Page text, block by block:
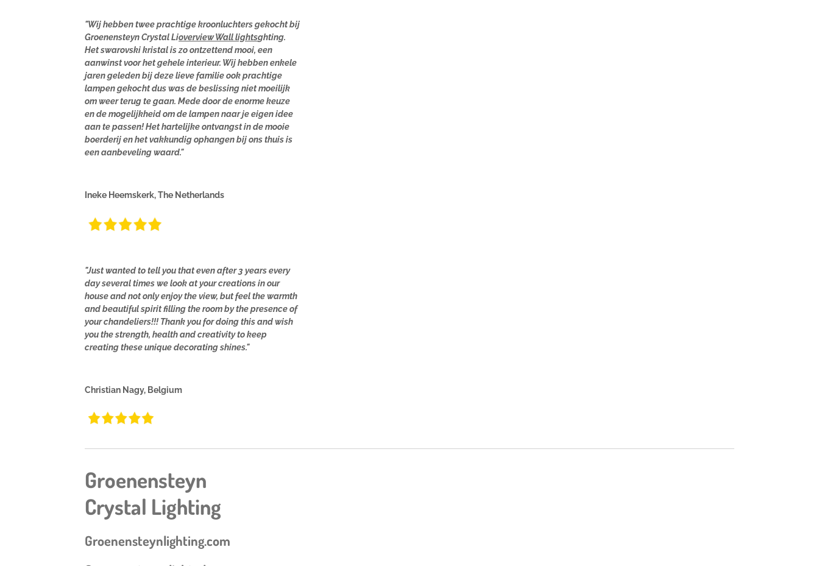
"Wij hebben twee prachtige kroonluchters gekocht bij
Groenensteyn Crystal Lioverview Wall lightsghting.
Het swarovski kristal is zo ontzettend mooi, een
aanwinst voor het gehele interieur. Wij hebben enkele
jaren geleden bij deze lieve familie ook prachtige
lampen gekocht dus was de beslissing niet moeilijk
om weer terug te gaan. Mede door de enorme keuze
en de mogelijkheid om de lampen naar je eigen idee
aan te passen! Het hartelijke ontvangst in de mooie
boerderij en het vakkundig ophangen bij ons thuis is
een aanbeveling waard."
Ineke Heemskerk, The Netherlands
"Just wanted to tell you that even after 3 years every
day several times we look at your creations in our
house and not only enjoy the view, but feel the warmth
and beautiful spirit filling the room by the presence of
your chandeliers!!! Thank you for doing this and wish
you the strength, health and creativity to keep
creating these unique decorating shines."
Christian Nagy, Belgium
Groenensteyn
Crystal Lighting
Groenensteynlighting.com